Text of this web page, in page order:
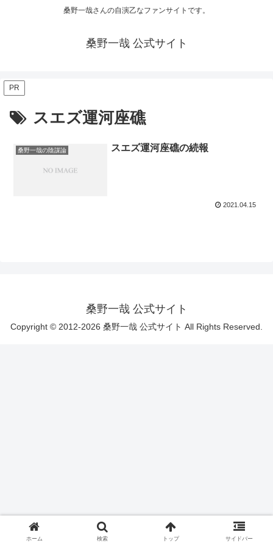
桑野一哉さんの自演乙なファンサイトです。
桑野一哉 公式サイト
PR
スエズ運河座礁
桑野一哉の陰謀論 スエズ運河座礁の続報
2021.04.15
桑野一哉 公式サイト
Copyright © 2012-2026 桑野一哉 公式サイト All Rights Reserved.
ホーム 検索 トップ サイドバー